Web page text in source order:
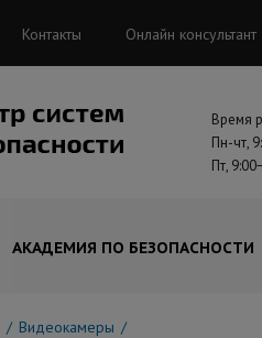
Контакты Онлайн консультант
Время
Пн-чт,
Пт,
АКАДЕМИЯ ПО БЕЗОПАСНОСТИ
Видеокамеры